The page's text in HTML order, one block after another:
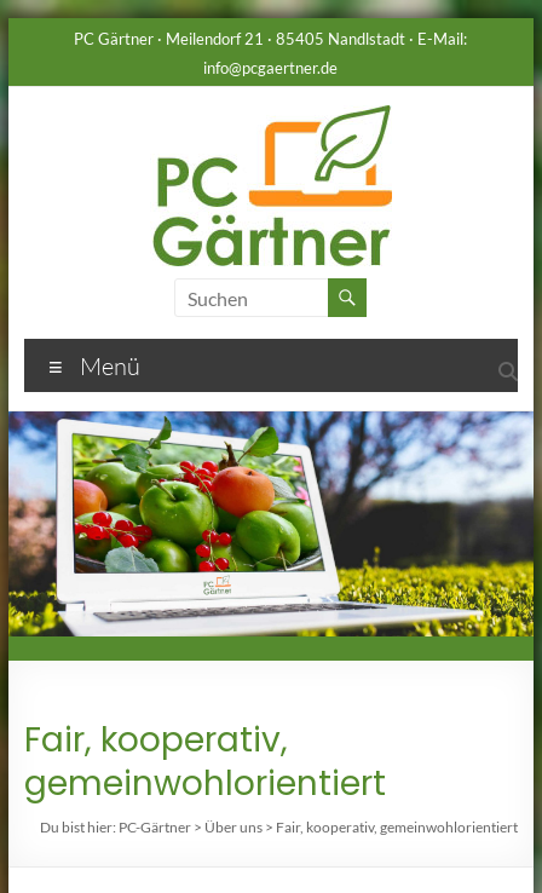
PC Gärtner · Meilendorf 21 · 85405 Nandlstadt · E-Mail:
info@pcgaertner.de
PC-
Gärtner
…
lebendige
Software
zum
liefern,
handeln,
anbauen
Menü
Fair, kooperativ,
gemeinwohlorientiert
Du bist hier: PC-Gärtner > Über uns > Fair, kooperativ, gemeinwohlorientiert